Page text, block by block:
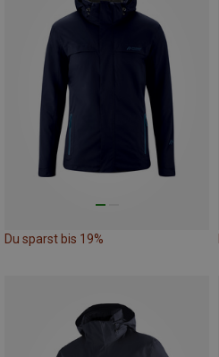
Du sparst bis 19%